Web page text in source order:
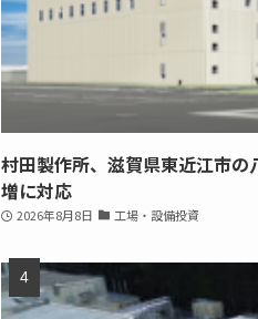
村田製作所、滋賀県東近江市
増に対応
2026年8月8日 工場・設備投資